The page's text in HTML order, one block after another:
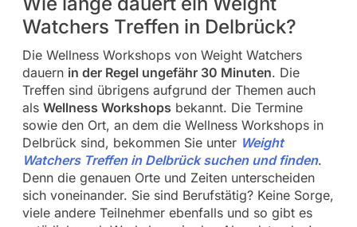
Watchers Treffen in Delbrück?
Die Wellness Workshops von Weight Watchers
dauern in der Regel ungefähr 30 Minuten. Die
Treffen sind übrigens aufgrund der Themen auch
als Wellness Workshops bekannt. Die Termine
sowie den Ort, an dem die Wellness Workshops in
Delbrück sind, bekommen Sie unter Weight
Watchers Treffen in Delbrück suchen und finden.
Denn die genauen Orte und Zeiten unterscheiden
sich voneinander. Sie sind Berufstätig? Keine Sorge,
viele andere Teilnehmer ebenfalls und so gibt es